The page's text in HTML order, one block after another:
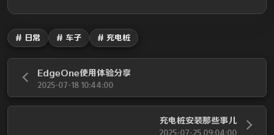
# 日常 # 车子 # 充电桩
EdgeOne使用体验分享
2025-07-18 10:44:00
充电桩安装那些事儿
2025-07-25 09:04:00